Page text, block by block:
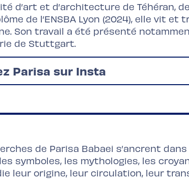
d’art et d’architecture de Téhéran,
de l’ENSBA Lyon (2024), elle vit et
Son travail a été présenté
de Stuttgart.
Parisa sur Insta
de Parisa Babaei s’ancrent
symboles, les mythologies, les
leur origine, leur circulation, leur